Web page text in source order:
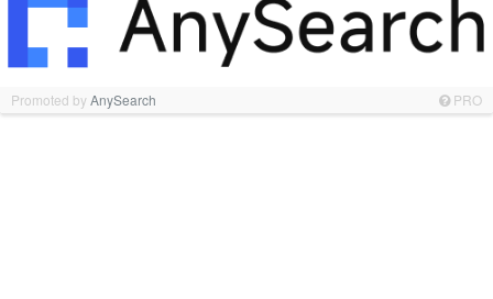
Promoted byAnySearch PRO